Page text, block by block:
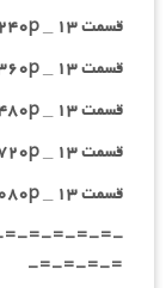
قسمت ۱۳ _ ۲۴۰p : | لینک مستقیم |
قسمت ۱۳ _ ۳۶۰p : | لینک مستقیم |
قسمت ۱۳ _ ۴۸۰p : | لینک مستقیم |
قسمت ۱۳ _ ۷۲۰p : | لینک مستقیم |
قسمت ۱۳ _ ۱۰۸۰p : | لینک مستقیم |
=-=-=-=-
=-=-=-=-